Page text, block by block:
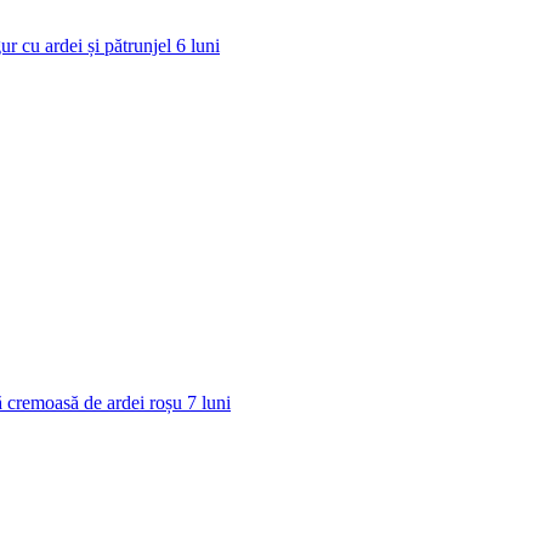
cu ardei și pătrunjel 6 luni
cremoasă de ardei roșu 7 luni